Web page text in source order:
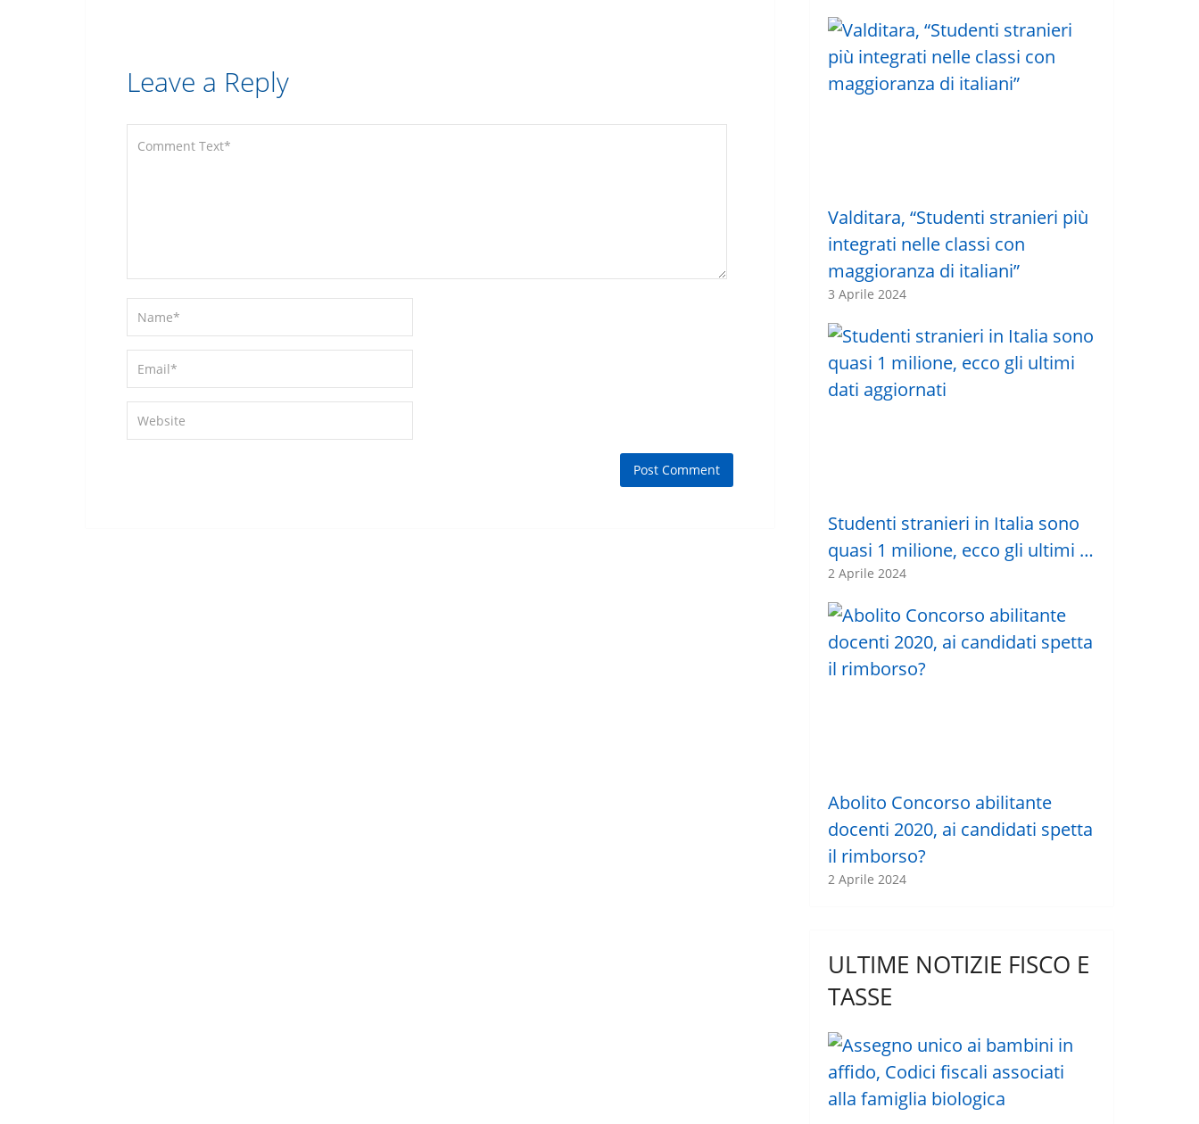
Leave a Reply
Valditara, “Studenti stranieri più
integrati nelle classi con
maggioranza di italiani”
3 Aprile 2024
Studenti stranieri in Italia sono
quasi 1 milione, ecco gli ultimi …
2 Aprile 2024
Abolito Concorso abilitante
docenti 2020, ai candidati spetta
il rimborso?
2 Aprile 2024
ULTIME NOTIZIE FISCO E
TASSE